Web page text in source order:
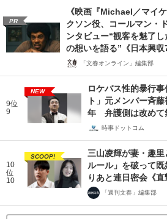
PR
《映画『Michael／マイ
クソン役、コールマン・
ンタビュー“観客を魅了
の想いを語る”《日本興収
「文春オンライン」編集部
9位
9
NEW
ロケバス性的暴行
ト」元メンバー斉
年 弁護側は改めて
時事ドットコム
10
位
10
SCOOP!
三山凌輝が妻・趣
ルール」を破って
りあと連日密会《
「週刊文春」編集部